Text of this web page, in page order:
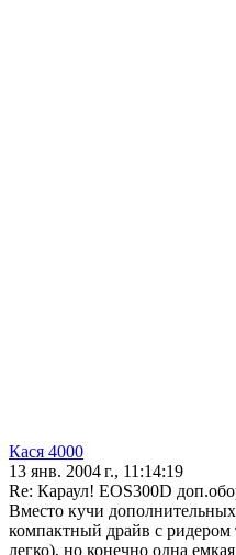
Кася 4000
13 янв. 2004 г., 11:14:19
Re: Караул! EOS300D
Вместо кучи
компактный драйв с
легко), но конечно одна